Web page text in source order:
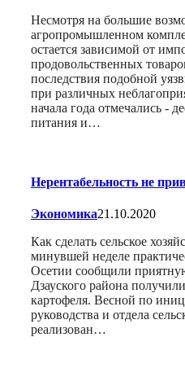
Несмотря на большие
агропромышленном
остается зависимой от
продовольственных
последствия подобной
при различных
начала года отмечались -
питания и…
Нерентабельность не
Экономика21.10.2020
Как сделать сельское
минувшей неделе
Осетии сообщили
Дзауского района
картофеля. Весной по
руководства и отдела
реализован…